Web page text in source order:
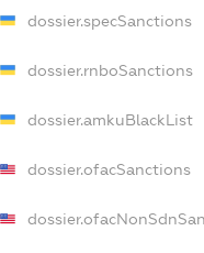
dossier.specSanctions
dossier.rnboSanctions
dossier.amkuBlackList
dossier.ofacSanctions